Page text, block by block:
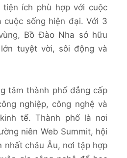
ích phù hợp với cuộc
cuộc sống hiện đại. Với 3
Bồ Đào Nha sở hữu
tuyệt vời, sôi động và
tâm thành phố đẳng cấp
nghiệp, công nghệ và
tế. Thành phố là nơi
niên Web Summit, hội
nhất châu Âu, nơi tập hợp